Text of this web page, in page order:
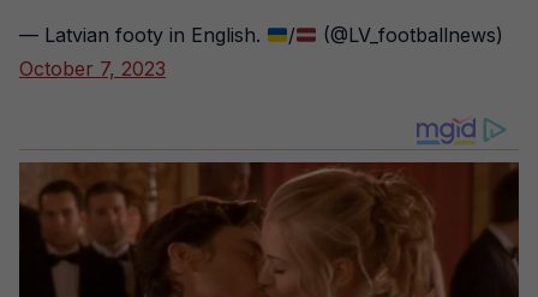
— Latvian footy in English. /
(@LV_footballnews)
October 7, 2023